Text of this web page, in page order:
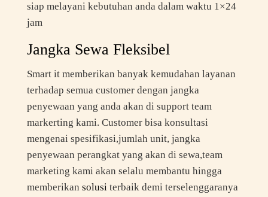
siap melayani kebutuhan anda dalam waktu 1×24
jam
Jangka Sewa Fleksibel
Smart it memberikan banyak kemudahan layanan
terhadap semua customer dengan jangka
penyewaan yang anda akan di support team
markerting kami. Customer bisa konsultasi
mengenai spesifikasi,jumlah unit, jangka
penyewaan perangkat yang akan di sewa,team
marketing kami akan selalu membantu hingga
memberikan solusiterbaik demi terselenggaranya